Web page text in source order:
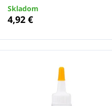
Skladom
4,92 €